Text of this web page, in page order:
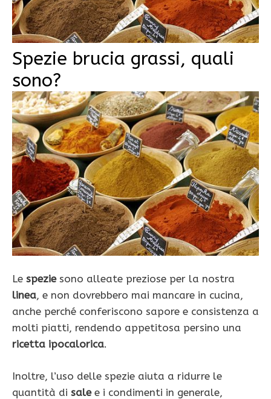
Spezie brucia grassi, quali
sono?
Le speziesono alleate preziose per la nostra
linea, e non dovrebbero mai mancare in cucina,
anche perché conferiscono sapore e consistenza a
molti piatti, rendendo appetitosa persino una
ricetta ipocalorica.
Inoltre, l’uso delle spezie aiuta a ridurre le
quantità di salee i condimenti in generale,